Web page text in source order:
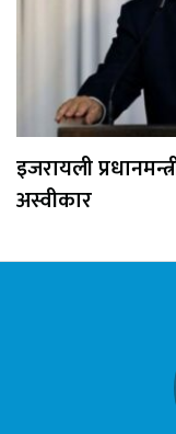
इजरायली
अस्वीकार